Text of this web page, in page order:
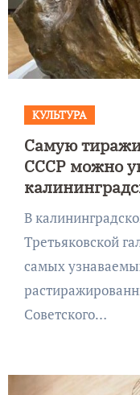
КУЛЬТУРА
Самую
СССР можно
В калининградском филиале Государственной
Третьяковской
самых
Советского…